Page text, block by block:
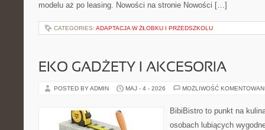
modelu aż po leasing. Nowości na stronie Nowości […]
CATEGORIES: ADAPTACJA W ŻŁOBKU I PRZEDSZKOLU
EKO GADŻETY I AKCESORIA
POSTED BY ADMIN MAJ - 4 - 2026 MOŻLIWOŚĆ
BibiBistro to punkt na
osobach lubiących